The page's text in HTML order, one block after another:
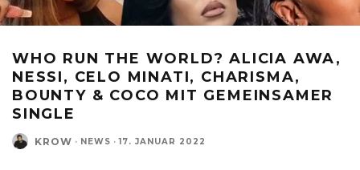
WHO RUN THE WORLD? ALICIA AWA,
NESSI, CELO MINATI, CHARISMA,
BOUNTY & COCO MIT GEMEINSAMER
SINGLE
KROW · NEWS · 17. JANUAR 2022